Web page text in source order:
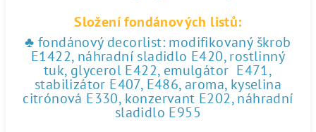
Složení fondánových listů:
♣ fondánový decorlist: modifikovaný škrob
E1422, náhradní sladidlo E420, rostlinný
tuk, glycerol E422, emulgátor E471,
stabilizátor E407, E486, aroma, kyselina
citrónová E330, konzervant E202, náhradní
sladidlo E955